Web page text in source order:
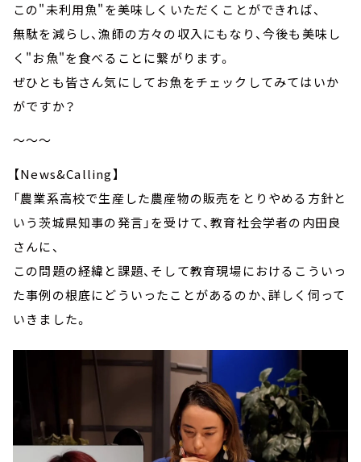
この"未利用魚"を美味しくいただくことができれば、
無駄を減らし、漁師の方々の収入にもなり、今後も美味し
く"お魚"を食べることに繋がります。
ぜひとも皆さん気にしてお魚をチェックしてみてはいか
がですか？
～～～
【News&Calling】
「農業系高校で生産した農産物の販売をとりやめる方針と
いう茨城県知事の発言」を受けて、教育社会学者の内田良
さんに、
この問題の経緯と課題、そして教育現場におけるこういっ
た事例の根底にどういったことがあるのか、詳しく伺って
いきました。